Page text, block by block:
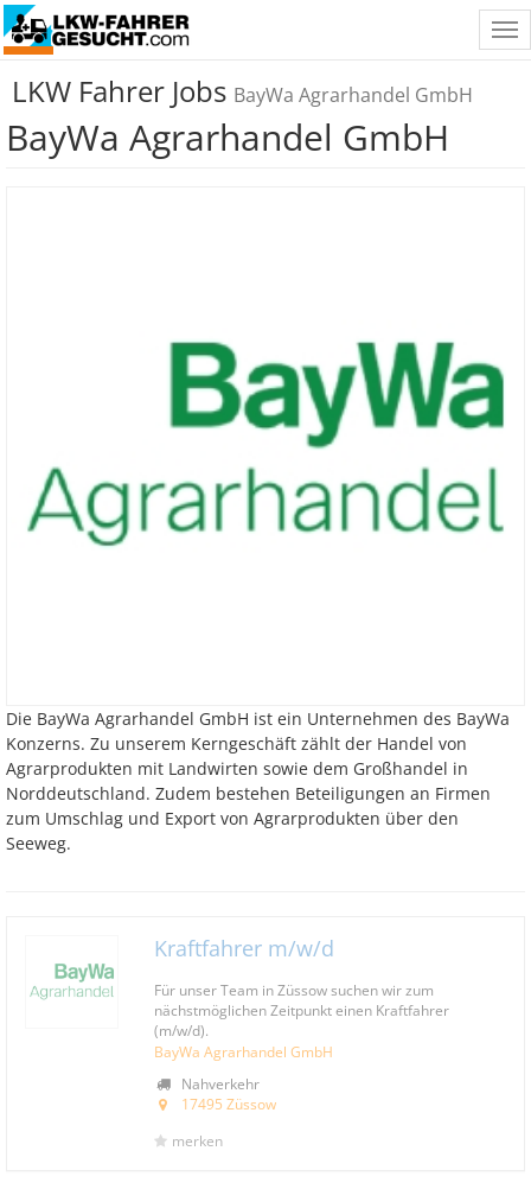
LKW Fahrer Jobs BayWa Agrarhandel GmbH
BayWa Agrarhandel GmbH
Die BayWa Agrarhandel GmbH ist ein Unternehmen des BayWa
Konzerns. Zu unserem Kerngeschäft zählt der Handel von
Agrarprodukten mit Landwirten sowie dem Großhandel in
Norddeutschland. Zudem bestehen Beteiligungen an Firmen
zum Umschlag und Export von Agrarprodukten über den
Seeweg.
Kraftfahrer m/w/d
Für unser Team in Züssow suchen wir zum
nächstmöglichen Zeitpunkt einen Kraftfahrer
(m/w/d).
BayWa Agrarhandel GmbH
Nahverkehr
17495 Züssow
merken